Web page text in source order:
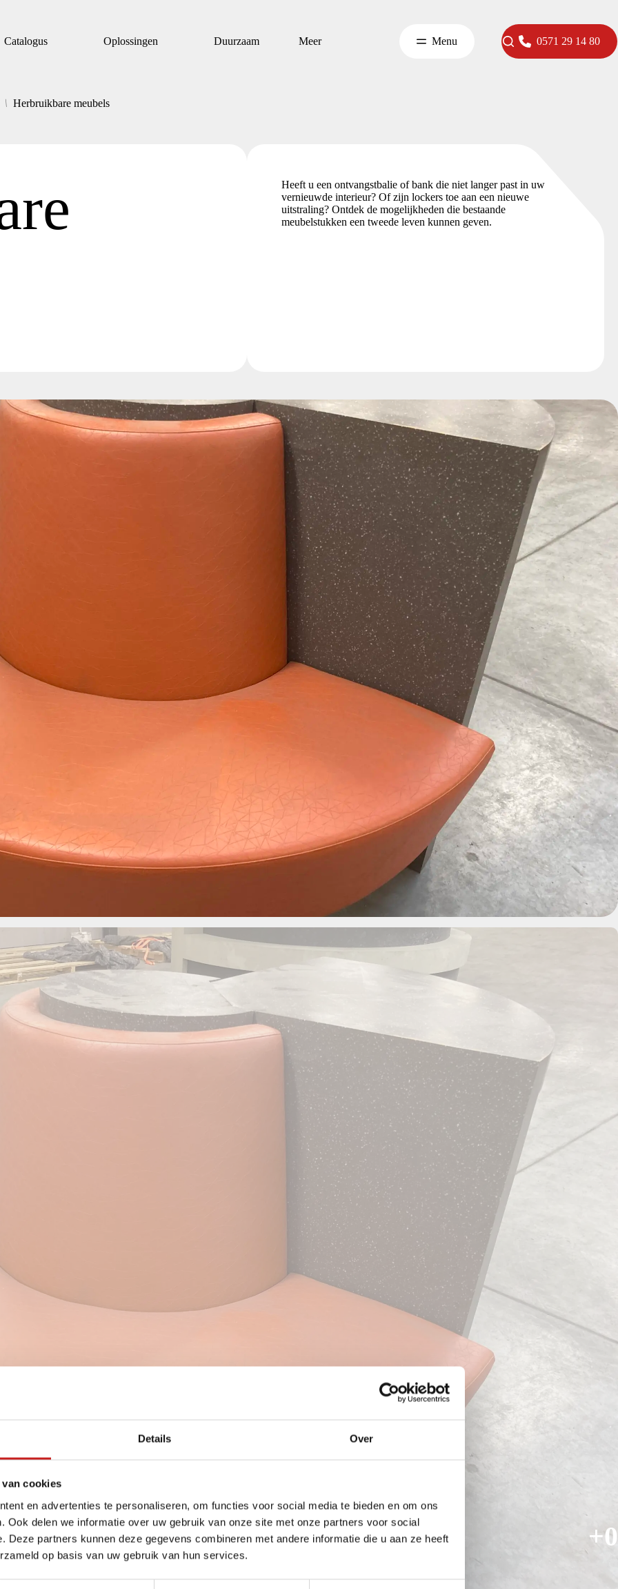
Details Over
van cookies
en advertenties te personaliseren, om functies voor social media te bieden en om ons
Ook delen we informatie over uw gebruik van onze site met onze partners voor social
Deze partners kunnen deze gegevens combineren met andere informatie die u aan ze heeft
op basis van uw gebruik van hun services.
Catalogus Oplossingen Duurzaam Meer Menu 0571 29 14 80
/ Herbruikbare meubels
Heeft u een ontvangstbalie of bank die niet langer past in uw
vernieuwde interieur? Of zijn lockers toe aan een nieuwe
uitstraling? Ontdek de mogelijkheden die bestaande
meubelstukken een tweede leven kunnen geven.
+0